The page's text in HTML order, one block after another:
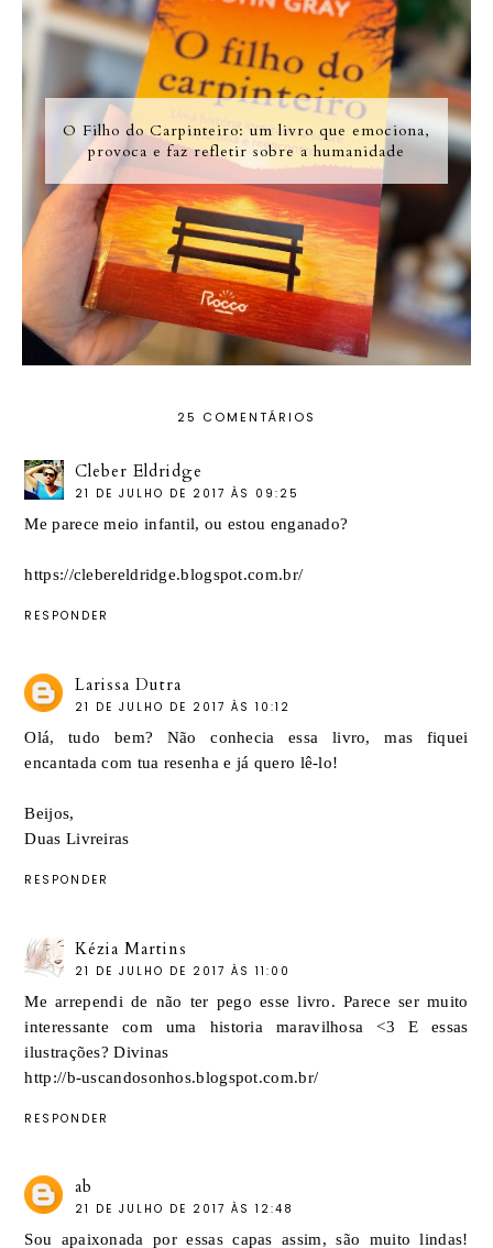
O Filho do Carpinteiro: um livro que emociona,
provoca e faz refletir sobre a humanidade
25 COMENTÁRIOS
Cleber Eldridge
21 DE JULHO DE 2017 ÀS 09:25
Me parece meio infantil, ou estou enganado?
https://clebereldridge.blogspot.com.br/
RESPONDER
Larissa Dutra
21 DE JULHO DE 2017 ÀS 10:12
Olá, tudo bem? Não conhecia essa livro, mas fiquei
encantada com tua resenha e já quero lê-lo!
Beijos,
Duas Livreiras
RESPONDER
Kézia Martins
21 DE JULHO DE 2017 ÀS 11:00
Me arrependi de não ter pego esse livro. Parece ser muito
interessante com uma historia maravilhosa <3 E essas
ilustrações? Divinas
http://b-uscandosonhos.blogspot.com.br/
RESPONDER
ab
21 DE JULHO DE 2017 ÀS 12:48
Sou apaixonada por essas capas assim, são muito lindas!